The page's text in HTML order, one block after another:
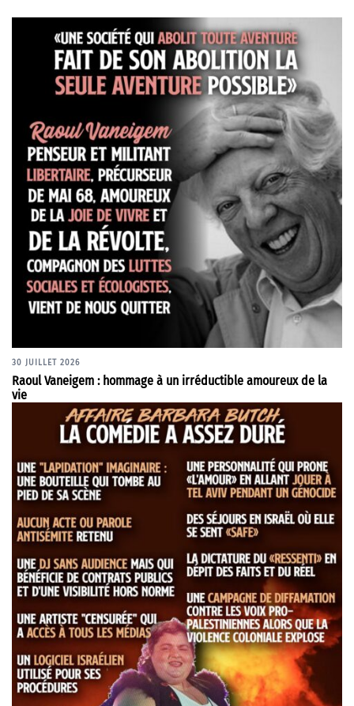
30 JUILLET 2026
Raoul Vaneigem : hommage à un irréductible amoureux de la
vie